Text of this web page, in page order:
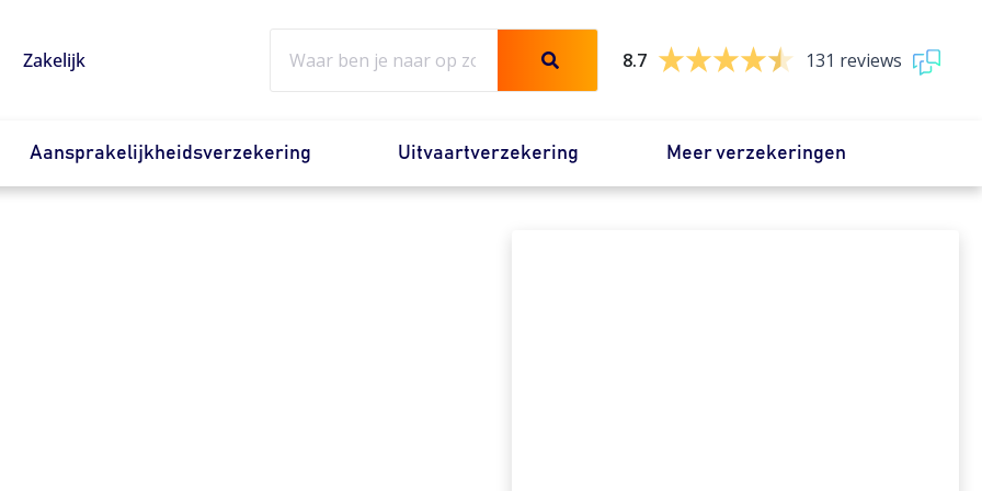
Zakelijk
8.7
131 reviews
Aansprakelijkheidsverzekering Uitvaartverzekering Meer verzekeringen